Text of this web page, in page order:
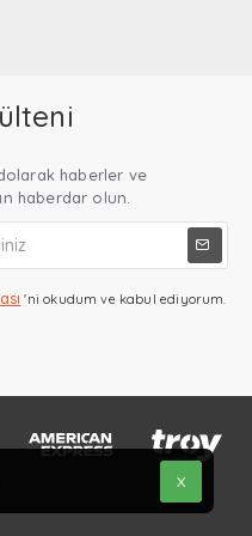
haberler ve
haberdar olun.
'ni okudum ve kabul ediyorum.
X